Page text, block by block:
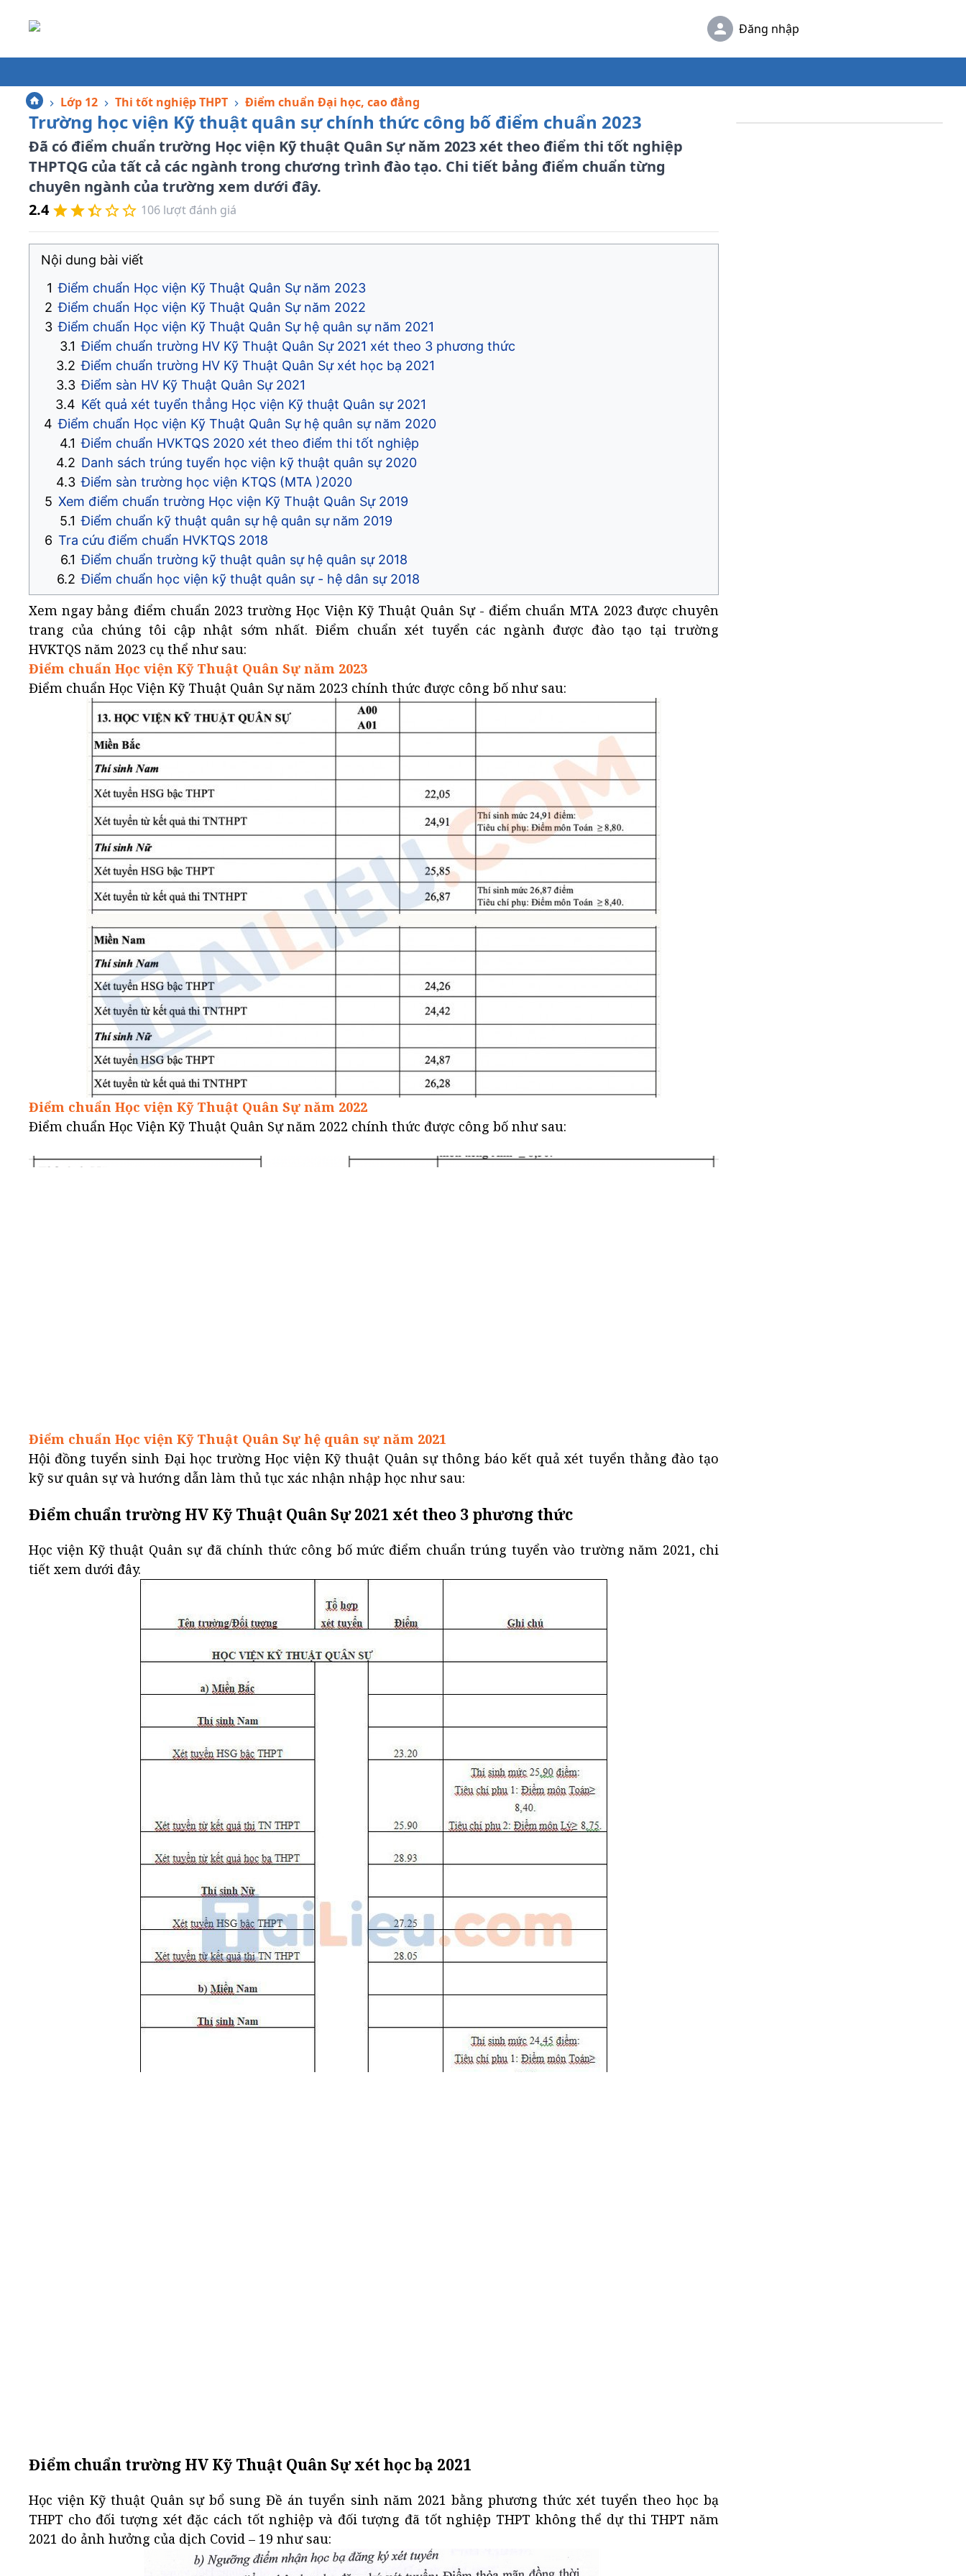
Đăng nhập
Lớp 12 Thi tốt nghiệp THPT Điểm chuẩn Đại học, cao đẳng
Trường học viện Kỹ thuật quân sự chính thức công bố điểm chuẩn 2023
Đã có điểm chuẩn trường Học viện Kỹ thuật Quân Sự năm 2023 xét theo điểm thi tốt nghiệp
THPTQG của tất cả các ngành trong chương trình đào tạo. Chi tiết bảng điểm chuẩn từng
chuyên ngành của trường xem dưới đây.
2.4
106 lượt đánh giá
Nội dung bài viết
Điểm chuẩn Học viện Kỹ Thuật Quân Sự năm 2023
Điểm chuẩn Học viện Kỹ Thuật Quân Sự năm 2022
Điểm chuẩn Học viện Kỹ Thuật Quân Sự hệ quân sự năm 2021
Điểm chuẩn trường HV Kỹ Thuật Quân Sự 2021 xét theo 3 phương thức
Điểm chuẩn trường HV Kỹ Thuật Quân Sự xét học bạ 2021
Điểm sàn HV Kỹ Thuật Quân Sự 2021
Kết quả xét tuyển thẳng Học viện Kỹ thuật Quân sự 2021
Điểm chuẩn Học viện Kỹ Thuật Quân Sự hệ quân sự năm 2020
Điểm chuẩn HVKTQS 2020 xét theo điểm thi tốt nghiệp
Danh sách trúng tuyển học viện kỹ thuật quân sự 2020
Điểm sàn trường học viện KTQS (MTA )2020
Xem điểm chuẩn trường Học viện Kỹ Thuật Quân Sự 2019
Điểm chuẩn kỹ thuật quân sự hệ quân sự năm 2019
Tra cứu điểm chuẩn HVKTQS 2018
Điểm chuẩn trường kỹ thuật quân sự hệ quân sự 2018
Điểm chuẩn học viện kỹ thuật quân sự - hệ dân sự 2018
Xem ngay bảng điểm chuẩn 2023 trường Học Viện Kỹ Thuật Quân Sự - điểm chuẩn MTA 2023 được chuyên
trang của chúng tôi cập nhật sớm nhất. Điểm chuẩn xét tuyển các ngành được đào tạo tại trường
HVKTQS năm 2023 cụ thể như sau:
Điểm chuẩn Học viện Kỹ Thuật Quân Sự năm 2023
Điểm chuẩn Học Viện Kỹ Thuật Quân Sự năm 2023 chính thức được công bố như sau:
Điểm chuẩn Học viện Kỹ Thuật Quân Sự năm 2022
Điểm chuẩn Học Viện Kỹ Thuật Quân Sự năm 2022 chính thức được công bố như sau:
Điểm chuẩn Học viện Kỹ Thuật Quân Sự hệ quân sự năm 2021
Hội đồng tuyển sinh Đại học trường Học viện Kỹ thuật Quân sự thông báo kết quả xét tuyển thằng đào tạo
kỹ sư quân sự và hướng dẫn làm thủ tục xác nhận nhập học như sau:
Điểm chuẩn trường HV Kỹ Thuật Quân Sự 2021 xét theo 3 phương thức
Học viện Kỹ thuật Quân sự đã chính thức công bố mức điểm chuẩn trúng tuyển vào trường năm 2021, chi
tiết xem dưới đây.
Điểm chuẩn trường HV Kỹ Thuật Quân Sự xét học bạ 2021
Học viện Kỹ thuật Quân sự bổ sung Đề án tuyển sinh năm 2021 bằng phương thức xét tuyển theo học bạ
THPT cho đối tượng xét đặc cách tốt nghiệp và đối tượng đã tốt nghiệp THPT không thể dự thi THPT năm
2021 do ảnh hưởng của dịch Covid – 19 như sau: